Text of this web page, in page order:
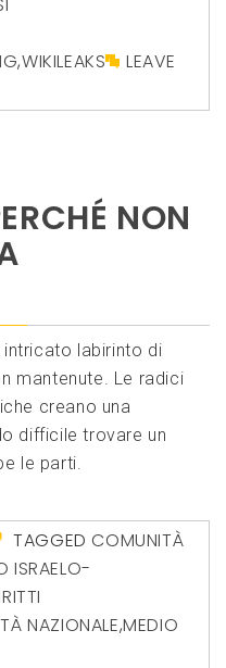
,WIKILEAKS
LEAVE
NON
intricato labirinto di
mantenute. Le radici
creano una
difficile trovare un
le parti.
TAGGEDCOMUNITÀ
ISRAELO-
NAZIONALE,MEDIO